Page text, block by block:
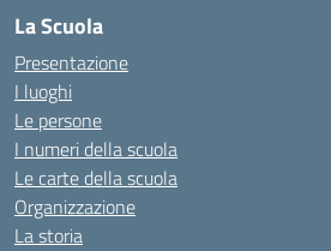
La Scuola
Presentazione
I luoghi
Le persone
I numeri della scuola
Le carte della scuola
Organizzazione
La storia